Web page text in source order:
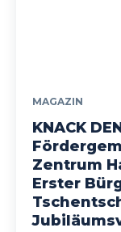
MAGAZIN
KNACK
Zentrum
Erster